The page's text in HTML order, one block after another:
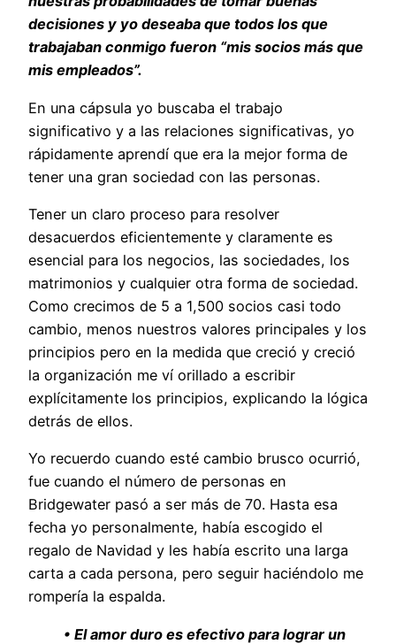
decisiones y yo deseaba que todos los que
trabajaban conmigo fueron “mis socios más que
mis empleados”.
En una cápsula yo buscaba el trabajo
significativo y a las relaciones significativas, yo
rápidamente aprendí que era la mejor forma de
tener una gran sociedad con las personas.
Tener un claro proceso para resolver
desacuerdos eficientemente y claramente es
esencial para los negocios, las sociedades, los
matrimonios y cualquier otra forma de sociedad.
Como crecimos de 5 a 1,500 socios casi todo
cambio, menos nuestros valores principales y los
principios pero en la medida que creció y creció
la organización me ví orillado a escribir
explícitamente los principios, explicando la lógica
detrás de ellos.
Yo recuerdo cuando esté cambio brusco ocurrió,
fue cuando el número de personas en
Bridgewater pasó a ser más de 70. Hasta esa
fecha yo personalmente, había escogido el
regalo de Navidad y les había escrito una larga
carta a cada persona, pero seguir haciéndolo me
rompería la espalda.
• El amor duro es efectivo para lograr un